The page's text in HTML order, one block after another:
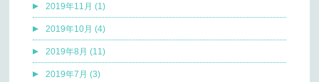
2019年11月 (1)
2019年10月 (4)
2019年8月 (11)
2019年7月 (3)